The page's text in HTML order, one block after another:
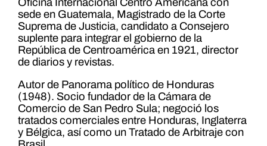
sede en Guatemala, Magistrado de la Corte
Suprema de Justicia, candidato a Consejero
suplente para integrar el gobierno de la
República de Centroamérica en 1921, director
de diarios y revistas.
Autor de Panorama político de Honduras
(1948). Socio fundador de la Cámara de
Comercio de San Pedro Sula; negoció los
tratados comerciales entre Honduras, Inglaterra
y Bélgica, así como un Tratado de Arbitraje con